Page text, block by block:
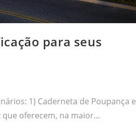
para seus
1) Caderneta de Poupança e
que oferecem, na maior…